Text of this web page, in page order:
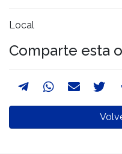
Local
Comparte esta